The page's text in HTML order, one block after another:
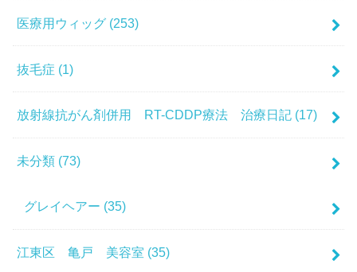
医療用ウィッグ (253)
抜毛症 (1)
放射線抗がん剤併用 RT-CDDP療法 治療日記 (17)
未分類 (73)
グレイヘアー (35)
江東区 亀戸 美容室 (35)